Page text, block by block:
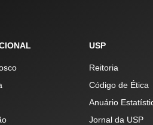
USP
Reitoria
Código de Ética
Anuário
Jornal da USP